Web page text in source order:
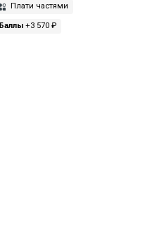
Плати частями
Баллы+3 570 ₽